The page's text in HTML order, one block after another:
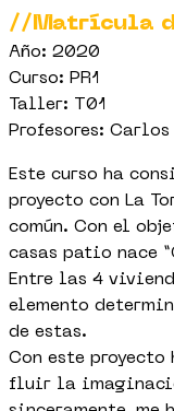
//Matrícula
Año: 2020
Curso: PR1
Taller: T01
Profesores:
Este curso ha
proyecto con La
común. Con el
casas patio nace
Entre las 4
elemento
de estas.
Con este
fluir la